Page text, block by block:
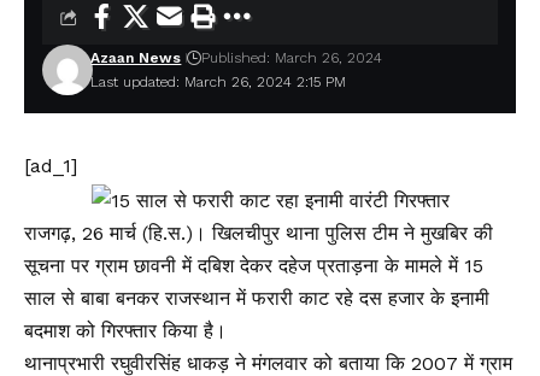
Last updated: March 26, 2024 2:15 PM
Azaan News Published: March 26, 2024
[ad_1]
राजगढ़, 26 मार्च (हि.स.)। खिलचीपुर थाना पुलिस टीम ने मुखबिर की
सूचना पर ग्राम छावनी में दबिश देकर दहेज प्रताड़ना के मामले में 15
साल से बाबा बनकर राजस्थान में फरारी काट रहे दस हजार के इनामी
बदमाश को गिरफ्तार किया है।
थानाप्रभारी रघुवीरसिंह धाकड़ ने मंगलवार को बताया कि 2007 में ग्राम